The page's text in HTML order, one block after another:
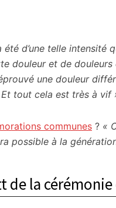
été d’une telle intensité
douleur et de douleurs
une douleur
tout cela est très à vif
communes ? «
possible à la
de la